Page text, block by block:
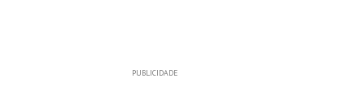
PUBLICIDADE